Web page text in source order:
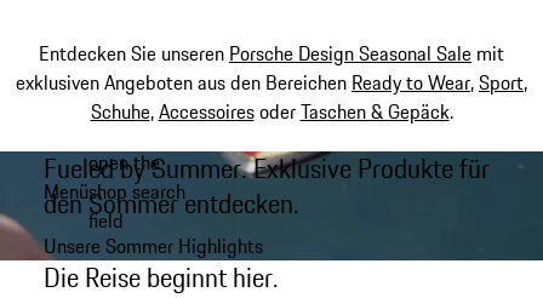
Entdecken Sie unseren Porsche Design Seasonal Sale mit
exklusiven Angeboten aus den Bereichen Ready to Wear,Sport,
Schuhe,AccessoiresoderTaschen & Gepäck.
Hauptinhalt
springen
Menü
open the
shop search
field
Fueled by Summer. Exklusive Produkte für
den Sommer entdecken.
Unsere Sommer Highlights
Die Reise beginnt hier.